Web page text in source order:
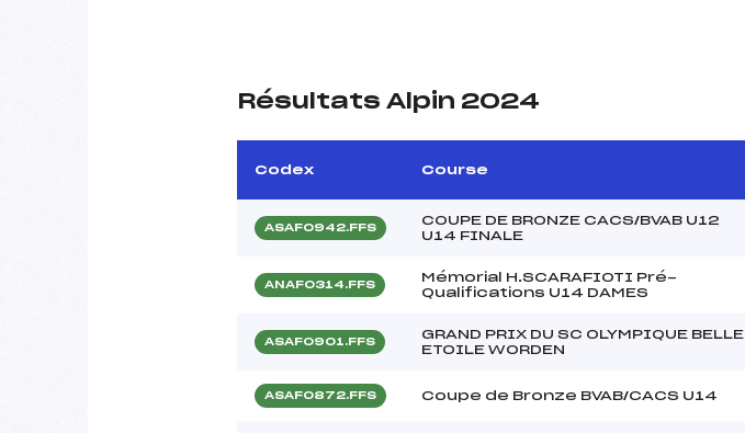
Résultats Alpin 2024
Codex Course
ASAF0942.FFS
COUPE DE BRONZE CACS/BVAB U12
U14 FINALE
ANAF0314.FFS
Mémorial H.SCARAFIOTI Pré-
Qualifications U14 DAMES
ASAF0901.FFS
GRAND PRIX DU SC OLYMPIQUE BELLE
ETOILE WORDEN
ASAF0872.FFS Coupe de Bronze BVAB/CACS U14